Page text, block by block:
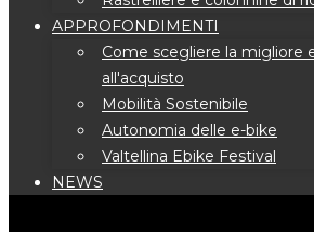
APPROFONDIMENTI
Come scegliere la migliore
all'acquisto
Mobilità Sostenibile
Autonomia delle e-bike
Valtellina Ebike Festival
NEWS